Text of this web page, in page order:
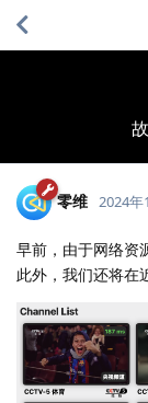
零维 2024年
早前，由于网络资
此外，我们还将在